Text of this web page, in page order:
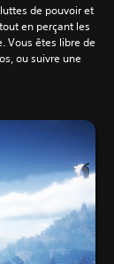
de pouvoir et
en perçant les
Vous êtes libre de
ou suivre une